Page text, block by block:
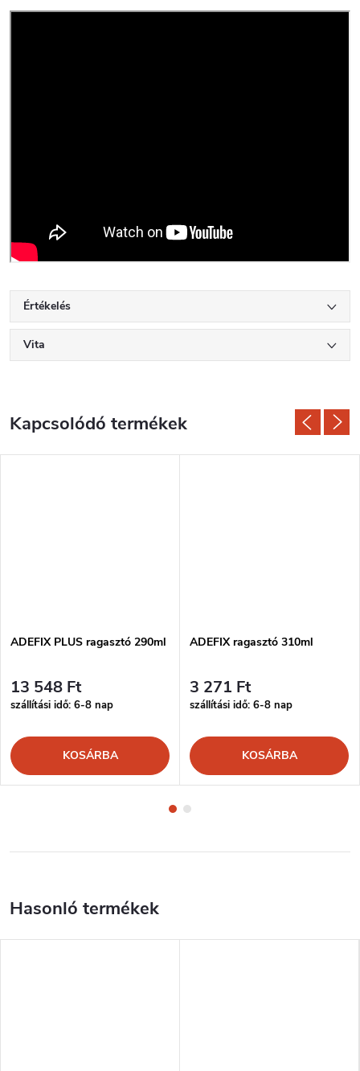
Értékelés
Vita
Kapcsolódó termékek
ADEFIX PLUS ragasztó 290ml
13 548 Ft
szállítási idő: 6-8 nap
KOSÁRBA
ADEFIX ragasztó 310ml
3 271 Ft
szállítási idő: 6-8 nap
KOSÁRBA